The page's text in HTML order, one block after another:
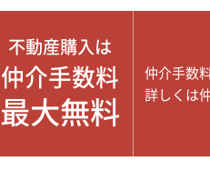
不動産購入は
仲介手数料
最大無料
仲介手数
詳しくは